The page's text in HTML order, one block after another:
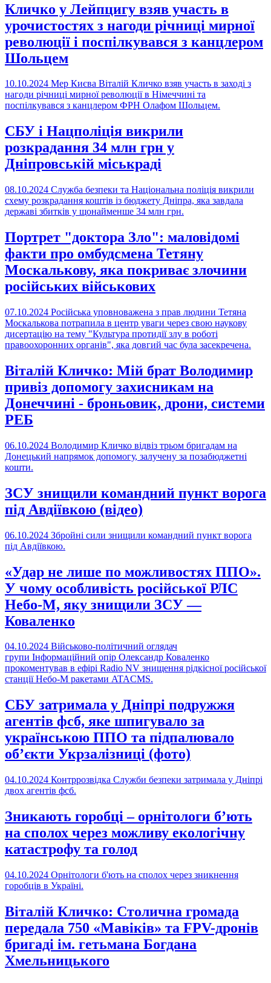
Кличко у Лейпцигу взяв участь в
урочистостях з нагоди річниці мирної
революції і поспілкувався з канцлером
Шольцем
10.10.2024 Мер Києва Віталій Кличко взяв участь в заході з
нагоди річниці мирної революції в Німеччині та
поспілкувався з канцлером ФРН Олафом Шольцем.
СБУ і Нацполіція викрили
розкрадання 34 млн грн у
Дніпровській міськраді
08.10.2024 Служба безпеки та Національна поліція викрили
схему розкрадання коштів із бюджету Дніпра, яка завдала
державі збитків у щонайменше 34 млн грн.
Портрет "доктора Зло": маловідомі
факти про омбудсмена Тетяну
Москалькову, яка покриває злочини
російських військових
07.10.2024 Російська уповноважена з прав людини Тетяна
Москалькова потрапила в центр уваги через свою наукову
дисертацію на тему "Культура протидії злу в роботі
правоохоронних органів", яка довгий час була засекречена.
Віталій Кличко: Мій брат Володимир
привіз допомогу захисникам на
Донеччині - броньовик, дрони, системи
РЕБ
06.10.2024 Володимир Кличко відвіз трьом бригадам на
Донецький напрямок допомогу, залучену за позабюджетні
кошти.
ЗСУ знищили командний пункт ворога
під Авдіївкою (відео)
06.10.2024 Збройні сили знищили командний пункт ворога
під Авдіївкою.
«Удар не лише по можливостях ППО».
У чому особливість російської РЛС
Небо-М, яку знищили ЗСУ —
Коваленко
04.10.2024 Військово-політичний оглядач
групи Інформаційний опір Олександр Коваленко
прокоментував в ефірі Radio NV знищення рідкісної російської
станції Небо-М ракетами ATACMS.
СБУ затримала у Дніпрі подружжя
агентів фсб, яке шпигувало за
українською ППО та підпалювало
об’єкти Укрзалізниці (фото)
04.10.2024 Контррозвідка Служби безпеки затримала у Дніпрі
двох агентів фсб.
Зникають горобці – орнітологи б’ють
на сполох через можливу екологічну
катастрофу та голод
04.10.2024 Орнітологи б'ють на сполох через зникнення
горобців в Україні.
Віталій Кличко: Столична громада
передала 750 «Мавіків» та FPV-дронів
бригаді ім. гетьмана Богдана
Хмельницького